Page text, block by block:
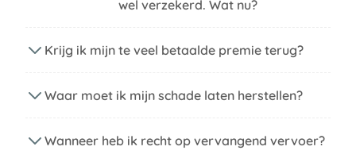
wel verzekerd. Wat nu?
Krijg ik mijn te veel betaalde premie terug?
Waar moet ik mijn schade laten herstellen?
Wanneer heb ik recht op vervangend vervoer?